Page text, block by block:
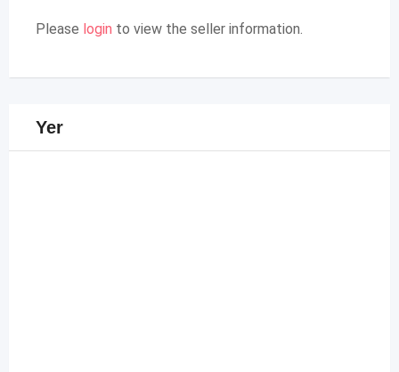
Please login to view the seller information.
Yer